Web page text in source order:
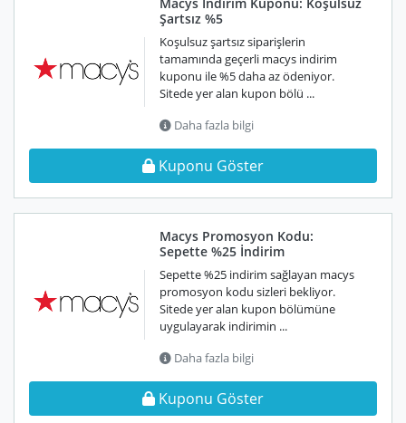
Şartsız %5
Koşulsuz şartsız siparişlerin
tamamında geçerli macys indirim
kuponu ile %5 daha az ödeniyor.
Sitede yer alan kupon bölü ...
Daha fazla bilgi
Kuponu Göster
Macys Promosyon Kodu:
Sepette %25 İndirim
Sepette %25 indirim sağlayan macys
promosyon kodu sizleri bekliyor.
Sitede yer alan kupon bölümüne
uygulayarak indirimin ...
Daha fazla bilgi
Kuponu Göster